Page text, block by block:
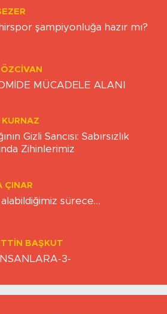
şampiyonluğa hazır mı?
MÜCADELE ALANI
KURNAZ
Gizli Sancısı: Sabırsızlık
Zihinlerimiz
ÇINAR
sürece…
BAŞKUT
3-